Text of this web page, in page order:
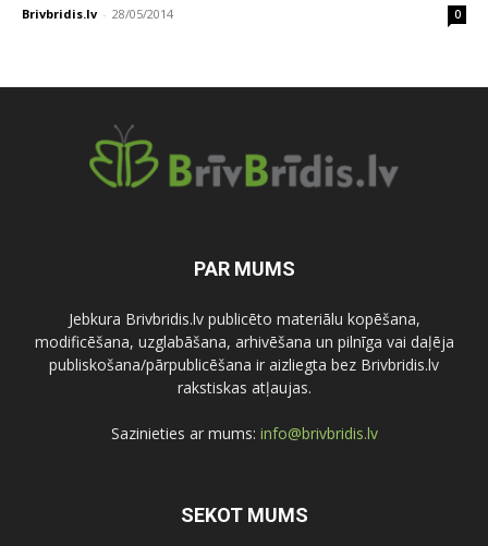
Brivbridis.lv - 28/05/2014 0
PAR MUMS
Jebkura Brivbridis.lv publicēto materiālu kopēšana,
modificēšana, uzglabāšana, arhivēšana un pilnīga vai daļēja
publiskošana/pārpublicēšana ir aizliegta bez Brivbridis.lv
rakstiskas atļaujas.
Sazinieties ar mums: info@brivbridis.lv
SEKOT MUMS